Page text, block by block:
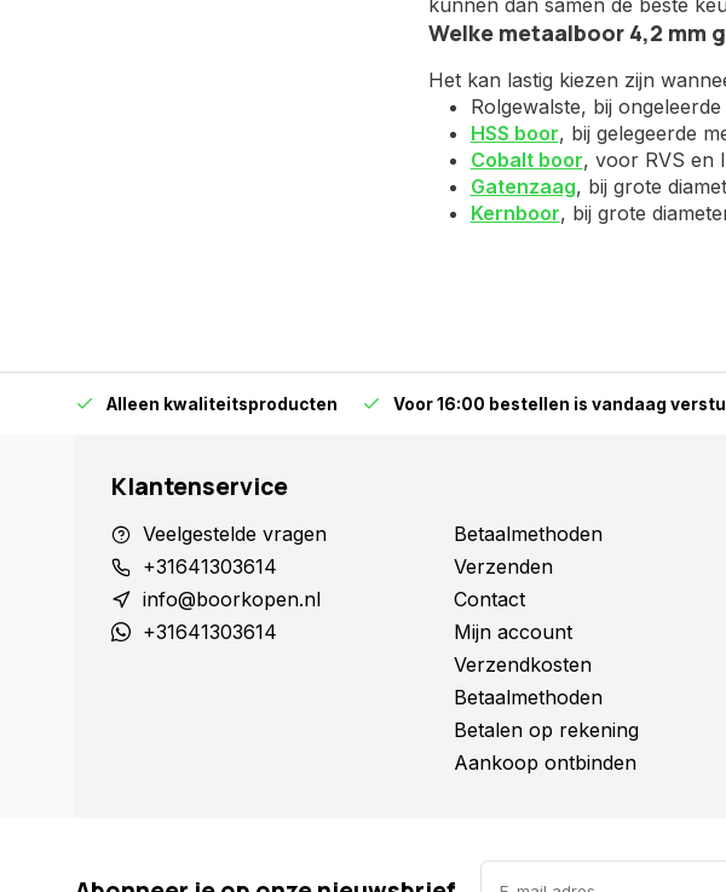
kunnen dan samen de beste
Welke metaalboor 4,2 mm
Het kan lastig kiezen zijn
Rolgewalste, bij
HSS boor, bij gelegeerde
Cobalt boor, voor RVS en
Gatenzaag, bij grote
Kernboor, bij grote
Alleen kwaliteitsproducten Voor 16:00 bestellen is vandaag
Klantenservice
Veelgestelde vragen
+31641303614
info@boorkopen.nl
+31641303614
Betaalmethoden
Verzenden
Contact
Mijn account
Verzendkosten
Betaalmethoden
Betalen op rekening
Aankoop ontbinden